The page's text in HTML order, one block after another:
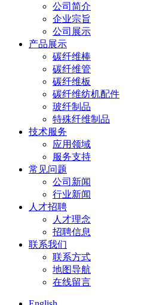
公司简介
企业宗旨
公司展示
产品展示
碳纤维棒
碳纤维管
碳纤维板
碳纤维纺机配件
玻纤制品
特殊纤维制品
技术服务
应用领域
服务支持
常见问题
公司新闻
行业新闻
人才招聘
人才理念
招聘信息
联系我们
联系方式
地图导航
在线留言